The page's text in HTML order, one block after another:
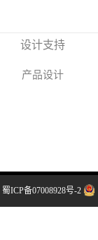
设计支持
产品设计
蜀ICP备07008928号-2